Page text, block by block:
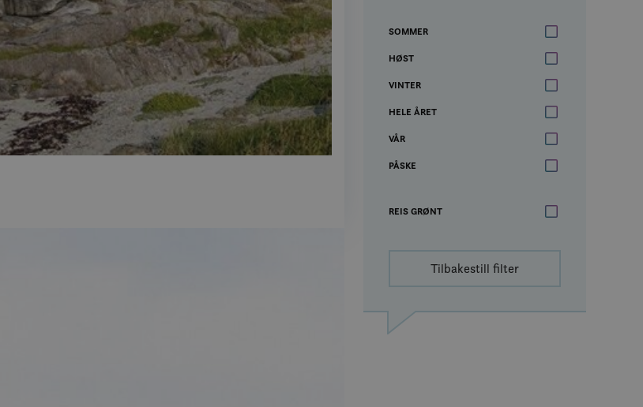
SOMMER
HØST
VINTER
HELE ÅRET
VÅR
PÅSKE
REIS GRØNT
Tilbakestill filter